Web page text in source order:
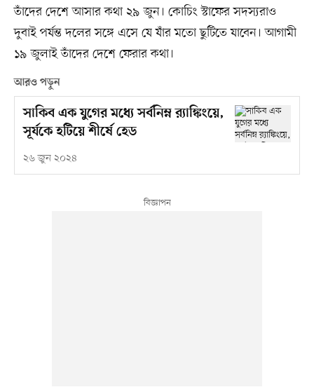
তাঁদের দেশে আসার কথা ২৯ জুন। কোচিং স্টাফের সদস্যরাও
দুবাই পর্যন্ত দলের সঙ্গে এসে যে যাঁর মতো ছুটিতে যাবেন। আগামী
১৯ জুলাই তাঁদের দেশে ফেরার কথা।
আরও পড়ুন
সাকিব এক যুগের মধ্যে সর্বনিম্ন র‍্যাঙ্কিংয়ে,
সূর্যকে হটিয়ে শীর্ষে হেড
২৬ জুন ২০২৪